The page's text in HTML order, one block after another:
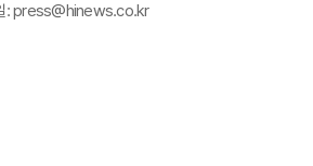
: press@hinews.co.kr